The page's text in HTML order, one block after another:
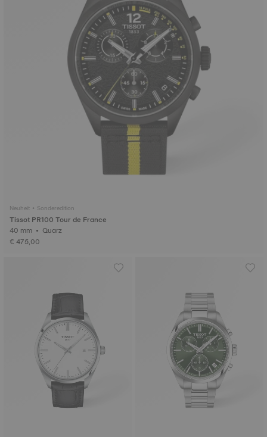
Neuheit • Sonderedition
Tissot PR100 Tour de France
40 mm • Quarz
€ 475,00